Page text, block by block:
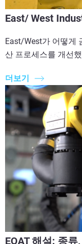
East/ West
East/West가 어떻게
산 프로세스를 개선
더보기
EOAT 해설: 종